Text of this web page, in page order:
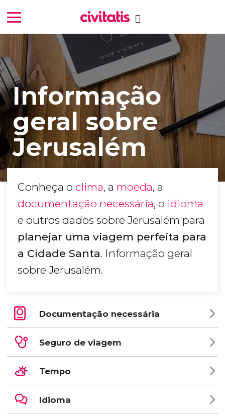
Informação
geral sobre
Jerusalém
Conheça o clima, a moeda, a
documentação necessária, o idioma
e outros dados sobre Jerusalém para
planejar uma viagem perfeita para
a Cidade Santa. Informação geral
sobre Jerusalém.
Documentação necessária
Seguro de viagem
Tempo
Idioma